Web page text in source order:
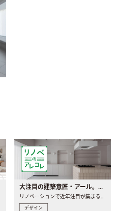
大注目の建築意匠・アール。人気の理由と空間に取り入れるポイント
デザイン